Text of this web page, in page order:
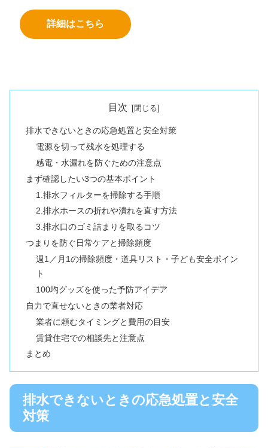
詳細はこちら
目次
排水できないときの応急処置と安全対策
電源を切って残水を処理する
感電・水漏れを防ぐための注意点
まず確認したい3つの基本ポイント
1.排水フィルターを掃除する手順
2.排水ホースの折れや潰れを直す方法
3.排水口のゴミ詰まりを取るコツ
つまりを防ぐ日常ケアと掃除頻度
週1／月1の掃除頻度・道具リスト・子ども安全ポイン
ト
100均グッズを使った予防アイデア
自力で直せないときの業者対応
業者に頼むタイミングと費用の目安
賃貸住宅での相談先と注意点
まとめ
排水できないときの応急処置と安全
対策